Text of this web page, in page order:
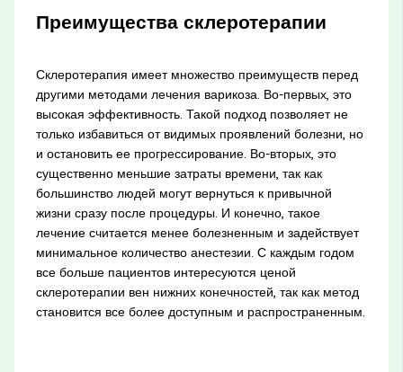
Преимущества склеротерапии
Склеротерапия имеет множество преимуществ перед
другими методами лечения варикоза. Во-первых, это
высокая эффективность. Такой подход позволяет не
только избавиться от видимых проявлений болезни, но
и остановить ее прогрессирование. Во-вторых, это
существенно меньшие затраты времени, так как
большинство людей могут вернуться к привычной
жизни сразу после процедуры. И конечно, такое
лечение считается менее болезненным и задействует
минимальное количество анестезии. С каждым годом
все больше пациентов интересуются ценой
склеротерапии вен нижних конечностей, так как метод
становится все более доступным и распространенным.